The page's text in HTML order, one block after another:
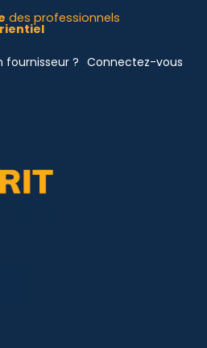
des professionnels
fournisseur ? Connectez-vous